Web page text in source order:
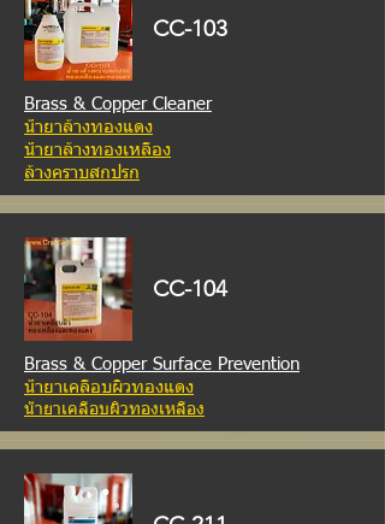
CC-103
Brass & Copper Cleaner
น้ำยาล้างทองแดง
น้ำยาล้างทองเหลือง
ล้างคราบสกปรก
CC-104
Brass & Copper Surface Prevention
น้ำยาเคลือบผิวทองแดง
น้ำยาเคลือบผิวทองเหลือง